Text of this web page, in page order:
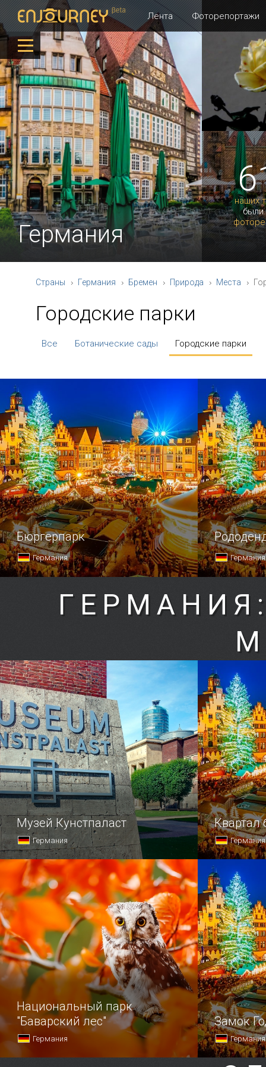
Лента Фоторепортажи
наших
были
Германия
Страны Германия Бремен Природа Места
Городские парки
Все Ботанические сады Городские парки
Бюргерпарк
Германия Германия
Музей Кунстпаласт
Германия
В известнейший дюссельдорфский
Музей Кунстпаласт (в пер.
Квартал
Германия
Квартал
заставит
так, будто
не в
ведь
на
явно пре…
Национальный парк
"Баварский лес"
Германия
Замок
Германия